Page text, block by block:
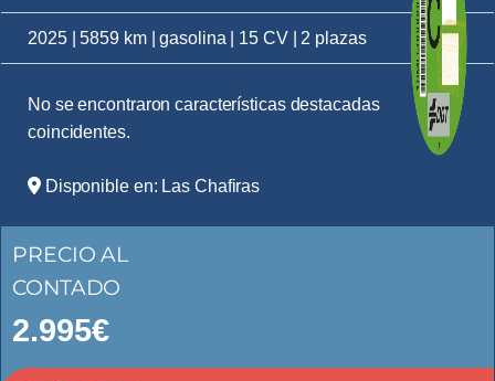
2025 | 5859 km | gasolina | 15 CV | 2 plazas
No se encontraron características destacadas
coincidentes.
Disponible en: Las Chafiras
PRECIO AL
CONTADO
2.995€